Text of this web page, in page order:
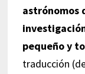
astrónomos
pequeño y
traducción